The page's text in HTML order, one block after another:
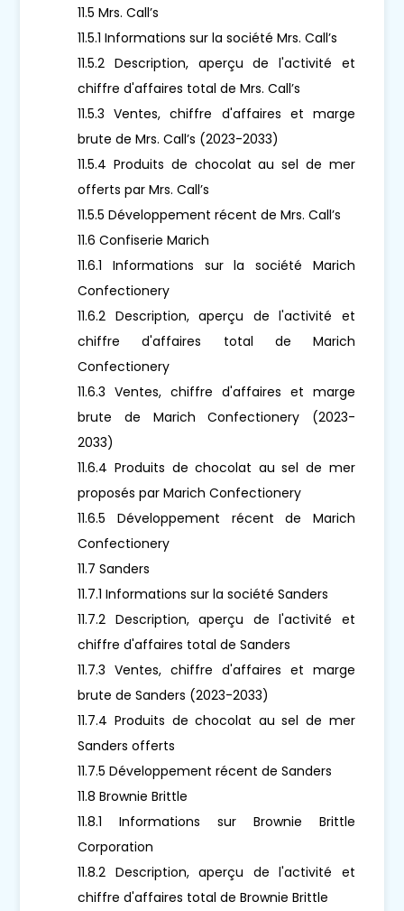
11.5 Mrs. Call’s
11.5.1 Informations sur la société Mrs. Call’s
11.5.2 Description, aperçu de l'activité et
chiffre d'affaires total de Mrs. Call’s
11.5.3 Ventes, chiffre d'affaires et marge
brute de Mrs. Call’s (2023-2033)
11.5.4 Produits de chocolat au sel de mer
offerts par Mrs. Call’s
11.5.5 Développement récent de Mrs. Call’s
11.6 Confiserie Marich
11.6.1 Informations sur la société Marich
Confectionery
11.6.2 Description, aperçu de l'activité et
chiffre d'affaires total de Marich
Confectionery
11.6.3 Ventes, chiffre d'affaires et marge
brute de Marich Confectionery (2023-
2033)
11.6.4 Produits de chocolat au sel de mer
proposés par Marich Confectionery
11.6.5 Développement récent de Marich
Confectionery
11.7 Sanders
11.7.1 Informations sur la société Sanders
11.7.2 Description, aperçu de l'activité et
chiffre d'affaires total de Sanders
11.7.3 Ventes, chiffre d'affaires et marge
brute de Sanders (2023-2033)
11.7.4 Produits de chocolat au sel de mer
Sanders offerts
11.7.5 Développement récent de Sanders
11.8 Brownie Brittle
11.8.1 Informations sur Brownie Brittle
Corporation
11.8.2 Description, aperçu de l'activité et
chiffre d'affaires total de Brownie Brittle